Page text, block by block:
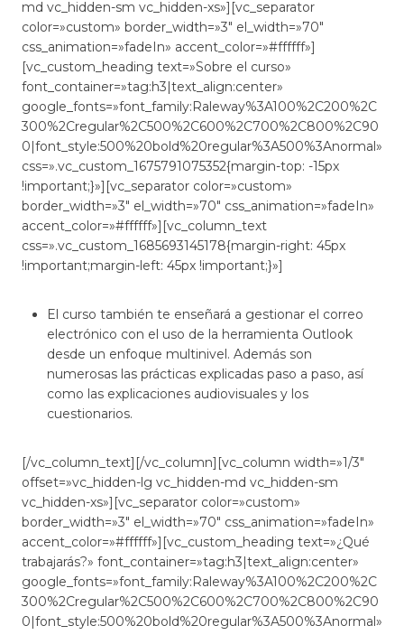
md vc_hidden-sm vc_hidden-xs»][vc_separator
color=»custom» border_width=»3″ el_width=»70″
css_animation=»fadeIn» accent_color=»#ffffff»]
[vc_custom_heading text=»Sobre el curso»
font_container=»tag:h3|text_align:center»
google_fonts=»font_family:Raleway%3A100%2C200%2C
300%2Cregular%2C500%2C600%2C700%2C800%2C90
0|font_style:500%20bold%20regular%3A500%3Anormal»
css=».vc_custom_1675791075352{margin-top: -15px
!important;}»][vc_separator color=»custom»
border_width=»3″ el_width=»70″ css_animation=»fadeIn»
accent_color=»#ffffff»][vc_column_text
css=».vc_custom_1685693145178{margin-right: 45px
!important;margin-left: 45px !important;}»]
El curso también te enseñará a gestionar el correo
electrónico con el uso de la herramienta Outlook
desde un enfoque multinivel. Además son
numerosas las prácticas explicadas paso a paso, así
como las explicaciones audiovisuales y los
cuestionarios.
[/vc_column_text][/vc_column][vc_column width=»1/3″
offset=»vc_hidden-lg vc_hidden-md vc_hidden-sm
vc_hidden-xs»][vc_separator color=»custom»
border_width=»3″ el_width=»70″ css_animation=»fadeIn»
accent_color=»#ffffff»][vc_custom_heading text=»¿Qué
trabajarás?» font_container=»tag:h3|text_align:center»
google_fonts=»font_family:Raleway%3A100%2C200%2C
300%2Cregular%2C500%2C600%2C700%2C800%2C90
0|font_style:500%20bold%20regular%3A500%3Anormal»